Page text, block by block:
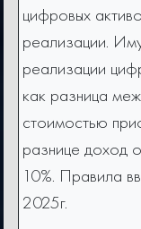
цифровых
реализации.
реализации
как разница
стоимостью
разнице доход
10%. Правила
2025г.